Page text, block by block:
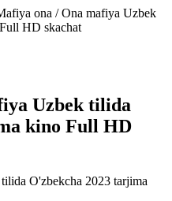
ona / Ona mafiya Uzbek
HD skachat
Uzbek tilida
kino Full HD